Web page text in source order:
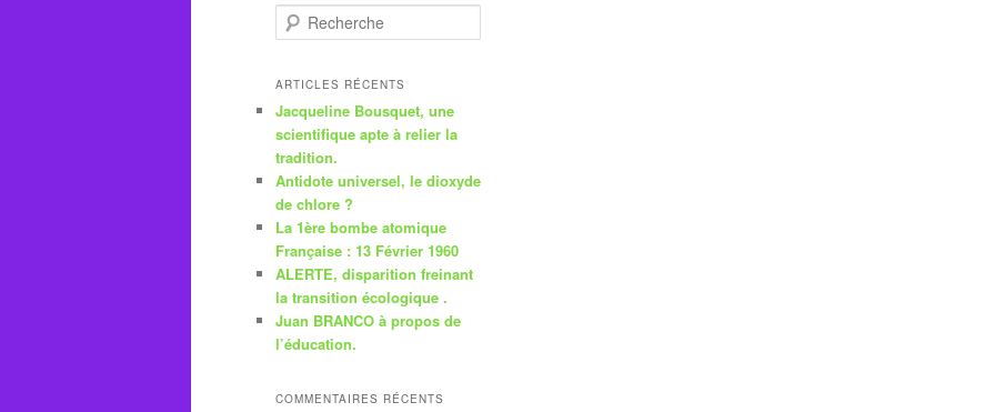
e
h
r
c
h
e
ARTICLES RÉCENTS
Jacqueline Bousquet, une
scientifique apte à relier la
tradition.
Antidote universel, le dioxyde
de chlore ?
La 1ère bombe atomique
Française : 13 Février 1960
ALERTE, disparition freinant
la transition écologique .
Juan BRANCO à propos de
l’éducation.
COMMENTAIRES RÉCENTS